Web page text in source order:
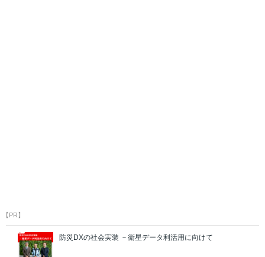
【PR】
防災DXの社会実装 －衛星データ利活用に向けて